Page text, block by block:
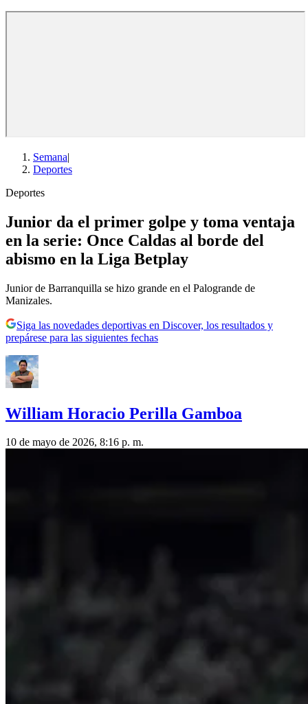
Semana|
Deportes
Deportes
Junior da el primer golpe y toma ventaja
en la serie: Once Caldas al borde del
abismo en la Liga Betplay
Junior de Barranquilla se hizo grande en el Palogrande de
Manizales.
Siga las novedades deportivas en Discover, los resultados y
prepárese para las siguientes fechas
William Horacio Perilla Gamboa
10 de mayo de 2026, 8:16 p. m.